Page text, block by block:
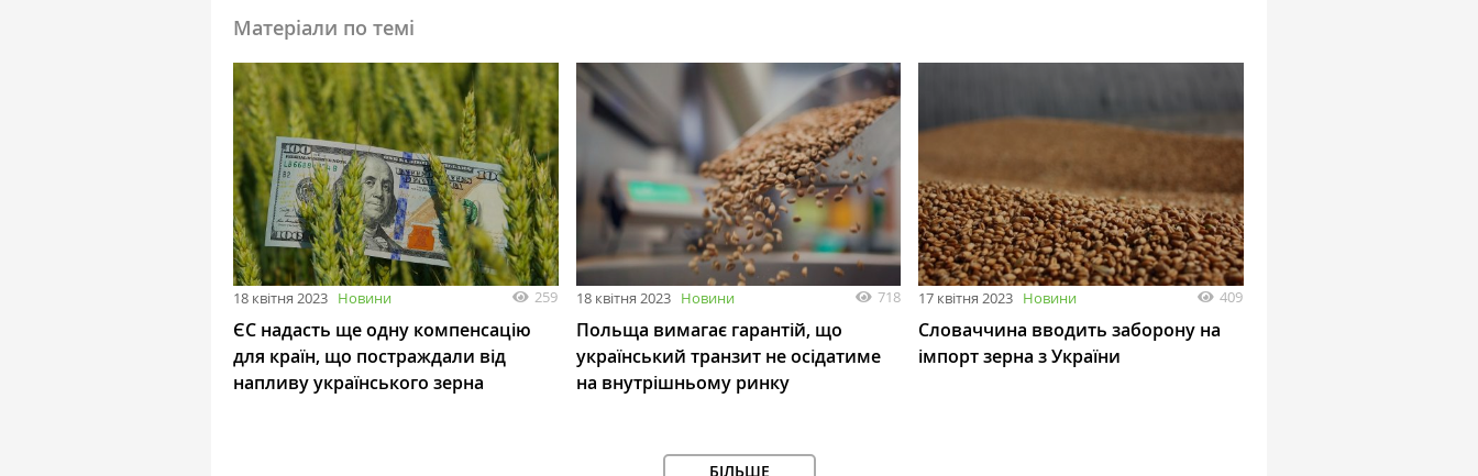
Матеріали по темі
18 квітня 2023 Новини 259
ЄС надасть ще одну компенсацію
для країн, що постраждали від
напливу українського зерна
18 квітня 2023 Новини 718
Польща вимагає гарантій, що
український транзит не осідатиме
на внутрішньому ринку
17 квітня 2023 Новини 409
Словаччина вводить заборону на
імпорт зерна з України
БІЛЬШЕ